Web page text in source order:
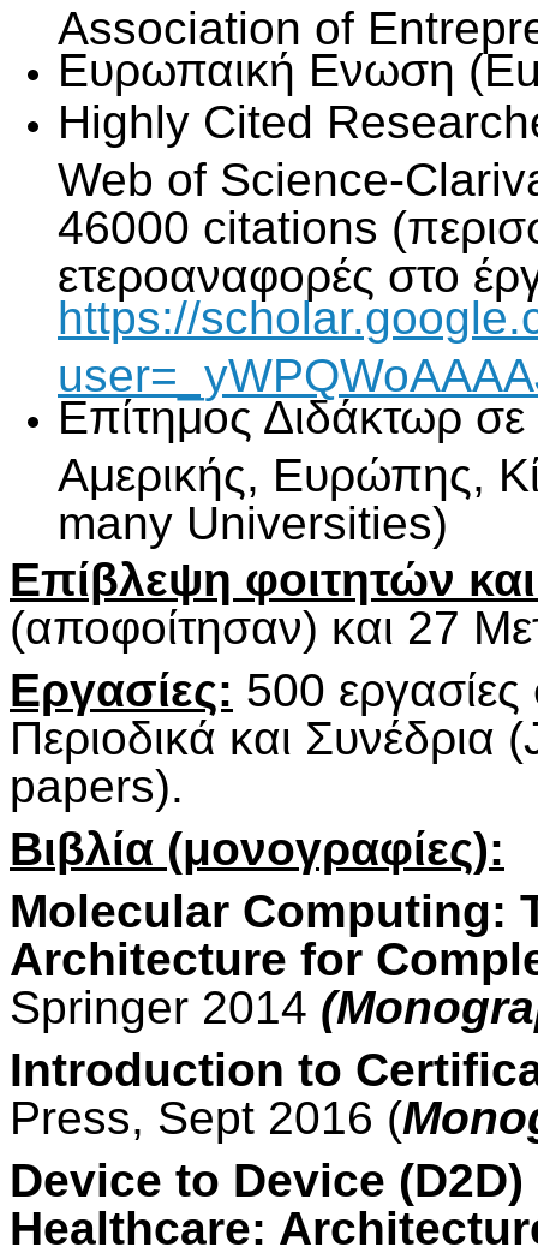
Association of
Ευρωπαική Ενωση
Highly Cited
Web of Science-
46000 citations
ετεροαναφορές στο
https://
Επίτημος Διδάκτωρ
Αμερικής, Ευρώπης,
many Universities)
Επίβλεψη φοιτητών
(αποφοίτησαν) και 27
Εργασίες: 500
Περιοδικά και
papers).
Βιβλία (μονογραφίες):
Molecular Computing:
Architecture for
Springer 2014
Introduction to
Press, Sept 2016 (
Device to Device
Healthcare: